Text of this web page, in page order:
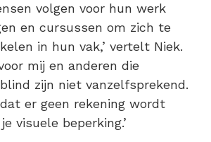
volgen voor hun werk
en cursussen om zich te
in hun vak,’ vertelt Niek.
mij en anderen die
zijn niet vanzelfsprekend.
er geen rekening wordt
visuele beperking.’